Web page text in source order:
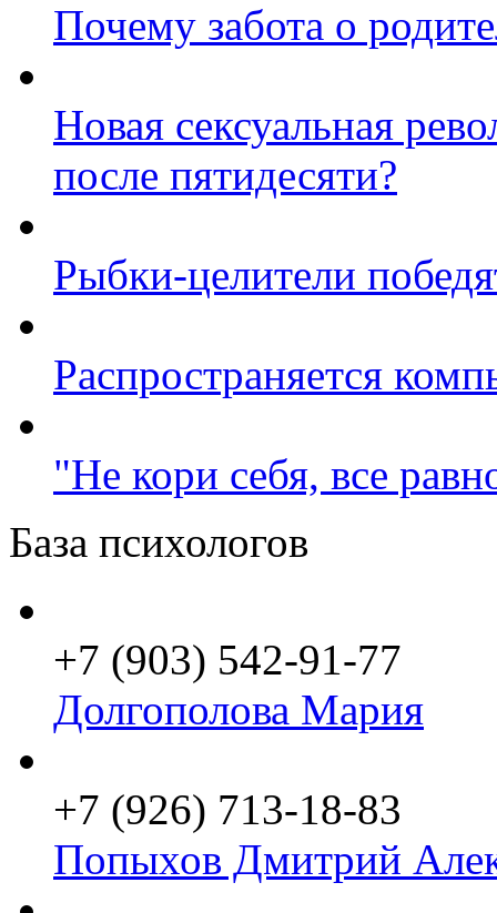
Почему забота о
Новая сексуальная
после пятидесяти?
Рыбки-целители
Распространяется
"Не кори себя, все
База психологов
+7 (903) 542-91-77
Долгополова Мария
+7 (926) 713-18-83
Попыхов Дмитрий